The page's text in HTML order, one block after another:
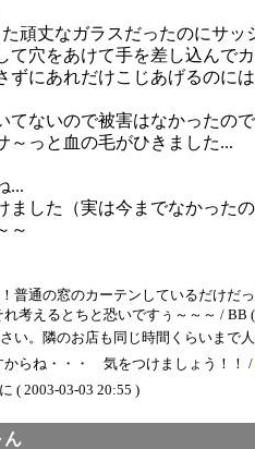
頑丈なガラスだったのにサッ
穴をあけて手を差し込んで
ずにあれだけこじあげるのに
てないので被害はなかったの
～っと血の毛がひきました...
...
した（実は今までなかったの
～
普通の窓のカーテンしているだけ
考えるとちと恐いですぅ～～～ / BB
い。隣のお店も同じ時間くらいまで
からね・・・ 気をつけましょう！！ /
( 2003-03-03 20:55 )
ん